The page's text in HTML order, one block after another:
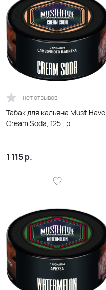
нет отзывов
Табак для кальяна Must Have
Cream Soda, 125 гр
1 115р.